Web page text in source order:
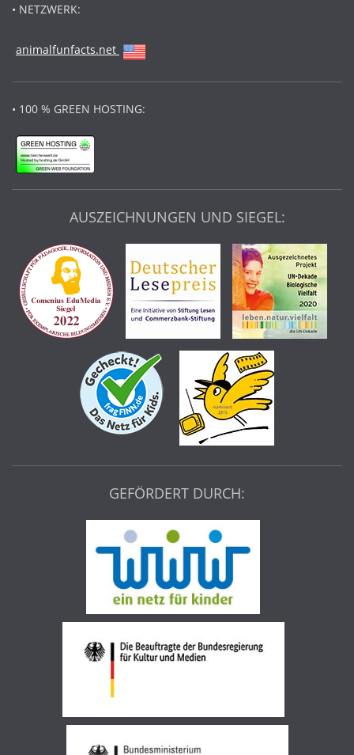
• NETZWERK:
animalfunfacts.net
• 100 % GREEN HOSTING:
AUSZEICHNUNGEN UND SIEGEL:
GEFÖRDERT DURCH: